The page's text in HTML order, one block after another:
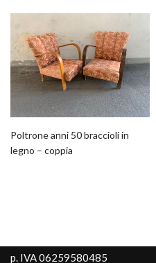
Poltrone anni 50 braccioli in
legno – coppia
p. IVA 06259580485